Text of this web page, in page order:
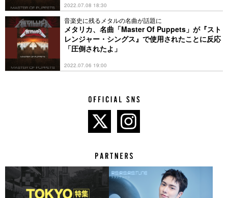
2022.07.08 18:30
音楽史に残るメタルの名曲が話題に
メタリカ、名曲「Master Of Puppets」が『スト
レンジャー・シングス』で使用されたことに反応
「圧倒されたよ」
2022.07.06 19:00